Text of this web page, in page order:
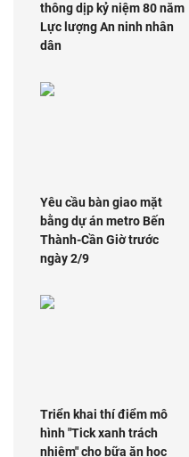
thông dịp kỷ niệm 80 năm
Lực lượng An ninh nhân
dân
Yêu cầu bàn giao mặt
bằng dự án metro Bến
Thành-Cần Giờ trước
ngày 2/9
Triển khai thí điểm mô
hình "Tick xanh trách
nhiệm" cho bữa ăn học